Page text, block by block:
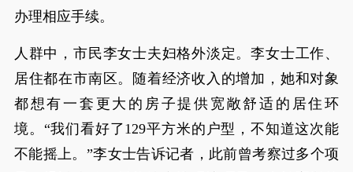
办理相应手续。
人群中，市民李女士夫妇格外淡定。李女士工作、
居住都在市南区。随着经济收入的增加，她和对象
都想有一套更大的房子提供宽敞舒适的居住环
境。“我们看好了129平方米的户型，不知道这次能
不能摇上。”李女士告诉记者，此前曾考察过多个项